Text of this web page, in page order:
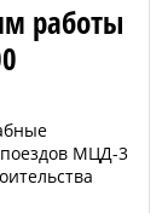
работы
МЦД-3